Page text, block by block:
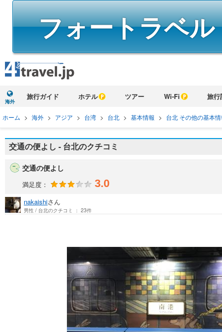
フォートラベ
海外
旅行ガイド ホテル ツアー Wi-Fi 旅行
ホーム > 海外 > アジア > 台湾 > 台北 > 基本情報 > 台北 その他の基本
交通の便よし - 台北のクチコミ
交通の便よし
満足度： 3.0
nakaishiさん
男性 / 台北のクチコミ ： 23件